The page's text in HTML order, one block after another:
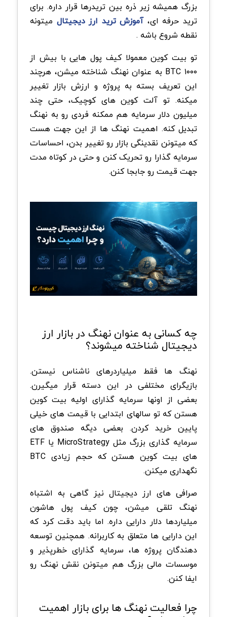
بزرگ همیشه زیر ذره بین تریدرها قرار داره. برای
ترید حرفه ای،آموزش ترید ارز دیجیتال میتونه
نقطه شروع باشه .
تو بیت کوین معمولا کیف پول هایی با بیش از
۱۰۰۰ BTC به عنوان نهنگ شناخته میشن، هرچند
این تعریف بسته به پروژه و ارزش بازار تغییر
میکنه. تو آلت کوین های کوچیک، حتی چند
میلیون دلار سرمایه هم ممکنه فردی رو به نهنگ
تبدیل کنه. اهمیت نهنگ ها از این جهت هست
که میتونن نقدینگی بازار رو تغییر بدن، احساسات
سرمایه گذارا رو تحریک کنن و حتی در کوتاه مدت
جهت قیمت رو جابجا کنن.
چه کسانی به عنوان نهنگ در بازار ارز
دیجیتال شناخته میشوند؟
نهنگ ها فقط میلیاردرهای ناشناس نیستن.
بازیگرای مختلفی در این دسته قرار میگیرن.
بعضی از اونها سرمایه گذارای اولیه بیت کوین
هستن که تو سالهای ابتدایی با قیمت های خیلی
پایین خرید کردن. بعضی دیگه صندوق های
سرمایه گذاری بزرگ مثل MicroStrategy یا ETF
های بیت کوین هستن که حجم زیادی BTC
نگهداری میکنن.
صرافی های ارز دیجیتال نیز گاهی به اشتباه
نهنگ تلقی میشن، چون کیف پول هاشون
میلیاردها دلار دارایی داره. اما باید دقت کرد که
این دارایی ها متعلق به کاربرانه. همچنین توسعه
دهندگان پروژه ها، سرمایه گذارای خطرپذیر و
موسسات مالی بزرگ هم میتونن نقش نهنگ رو
ایفا کنن.
چرا فعالیت نهنگ ها برای بازار اهمیت